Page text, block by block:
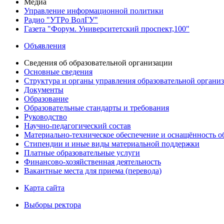
Медиа
Управление информационной политики
Радио "УТРо ВолГУ"
Газета "Форум. Университетский проспект,100"
Объявления
Сведения об образовательной организации
Основные сведения
Структура и органы управления образовательной
Документы
Образование
Образовательные стандарты и требования
Руководство
Научно-педагогический состав
Материально-техническое обеспечение и оснащённость
Стипендии и иные виды материальной поддержки
Платные образовательные услуги
Финансово-хозяйственная деятельность
Вакантные места для приема (перевода)
Карта сайта
Выборы ректора